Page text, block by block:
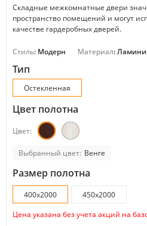
Складные межкомнатные двери
пространство помещений и могут
качестве гардеробных дверей.
Стиль: Модерн Материал:
Тип
Остекленная
Цвет полотна
Цвет:
Выбранный цвет: Венге
Размер полотна
400х2000
450х2000
Цена указана без учета акций на